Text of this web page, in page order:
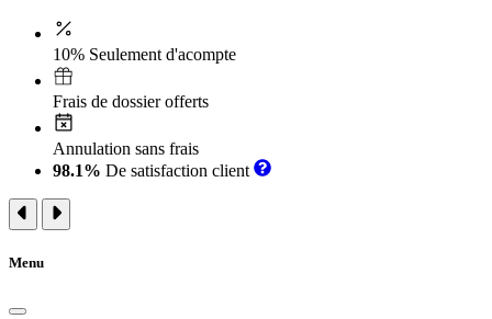
10% Seulement d'acompte
Frais de dossier offerts
Annulation sans frais
98.1% De satisfaction client
Menu